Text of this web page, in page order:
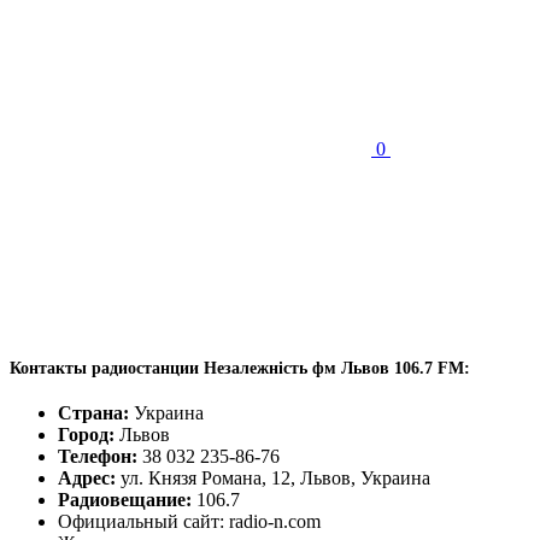
0
Контакты радиостанции Незалежність фм Львов 106.7 FM:
Страна: Украина
Город: Львов
Телефон: 38 032 235-86-76
Адрес: ул. Князя Романа, 12, Львов, Украина
Радиовещание: 106.7
Официальный сайт: radio-n.com